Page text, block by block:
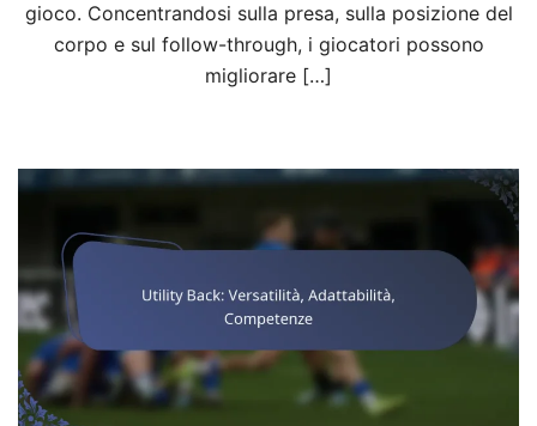
gioco. Concentrandosi sulla presa, sulla posizione del
corpo e sul follow-through, i giocatori possono
migliorare […]